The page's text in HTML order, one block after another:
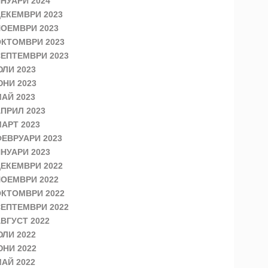
2023
2023
2023
2023
2023
2023
2023
2023
2023
2023
2023
2022
2022
2022
2022
2022
2022
2022
2022